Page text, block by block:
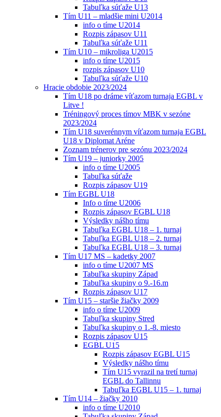
Tabuľka súťaže U13
Tím U11 – mladšie mini U2014
info o tíme U2014
Rozpis zápasov U11
Tabuľka súťaže U11
Tím U10 – mikroliga U2015
info o tíme U2015
rozpis zápasov U10
Tabuľka súťaže U10
Hracie obdobie 2023/2024
Tím U18 po dráme víťazom turnaja EGBL v
Litve !
Tréningový proces tímov MBK v sezóne
2023/2024
Tím U18 suverénnym víťazom turnaja EGBL
U18 v Diplomat Aréne
Zoznam trénerov pre sezónu 2023/2024
Tím U19 – juniorky 2005
info o tíme U2005
Tabuľka súťaže
Rozpis zápasov U19
Tím EGBL U18
Info o tíme U2006
Rozpis zápasov EGBL U18
Výsledky nášho tímu
Tabuľka EGBL U18 – 1. turnaj
Tabuľka EGBL U18 – 2. turnaj
Tabuľka EGBL U18 – 3. turnaj
Tím U17 MS – kadetky 2007
info o tíme U2007 MS
Tabuľka skupiny Západ
Tabuľka skupiny o 9.-16.m
Rozpis zápasov U17
Tím U15 – staršie žiačky 2009
info o tíme U2009
Tabuľka skupiny Stred
Tabuľka skupiny o 1.-8. miesto
Rozpis zápasov U15
EGBL U15
Rozpis zápasov EGBL U15
Výsledky nášho tímu
Tím U15 vyrazil na tretí turnaj
EGBL do Tallinnu
Tabuľka EGBL U15 – 1. turnaj
Tím U14 – žiačky 2010
info o tíme U2010